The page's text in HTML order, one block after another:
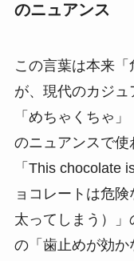
のニュアンス
この言葉は本来
が、現代のカジュ
「めちゃくちゃ
のニュアンスで
「This chocolate
ョコレートは危
太ってしまう）
の「歯止めが効か